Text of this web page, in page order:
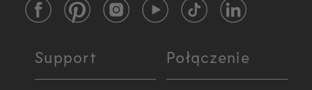
FacebookPinterestInstagramYouTubeTikTokLinkedIn
Support Połączenie